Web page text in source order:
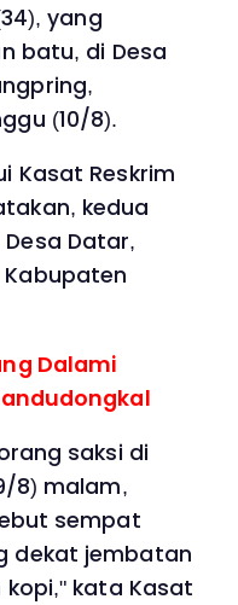
yang
batu, di Desa
(10/8).
Kasat Reskrim
kedua
Datar,
Dalami
saksi di
8) malam,
sempat
dekat jembatan
kopi," kata Kasat